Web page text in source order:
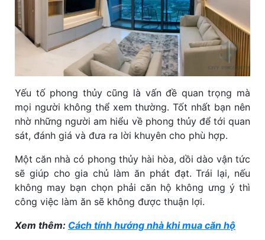
Yếu tố phong thủy cũng là vấn đề quan trọng mà
mọi người không thể xem thường. Tốt nhất bạn nên
nhờ những người am hiểu về phong thủy để tới quan
sát, đánh giá và đưa ra lời khuyên cho phù hợp.
Một căn nhà có phong thủy hài hòa, dồi dào vận tức
sẽ giúp cho gia chủ làm ăn phát đạt. Trái lại, nếu
không may bạn chọn phải căn hộ không ưng ý thì
công việc làm ăn sẽ không được thuận lợi.
Xem thêm: Cách tính hướng nhà khi mua căn hộ